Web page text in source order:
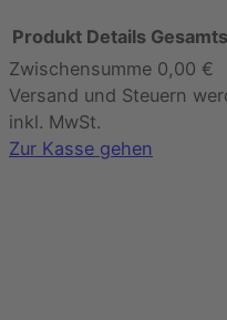
Produkte
im
Warenkorb
Produkt Details
Zwischensumme 0,00 €
Versand und Steuern
inkl. MwSt.
Zur Kasse gehen